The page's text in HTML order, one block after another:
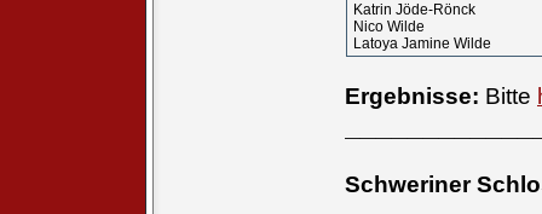
Katrin Jöde-Rönck
Nico Wilde
Latoya Jamine Wilde
Ergebnisse: Bitte
Schweriner